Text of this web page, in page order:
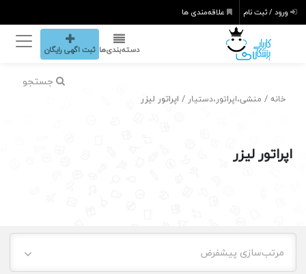
ورود / ثبت نام علاقه‌مندی ها
دسته‌بندی‌ها ثبت اگهی رایگان
جستجو
خانه / منشی،اپراتور،دستیار / اپراتور لیزر
اپراتور لیزر
مرتب‌سازی پیشفرض